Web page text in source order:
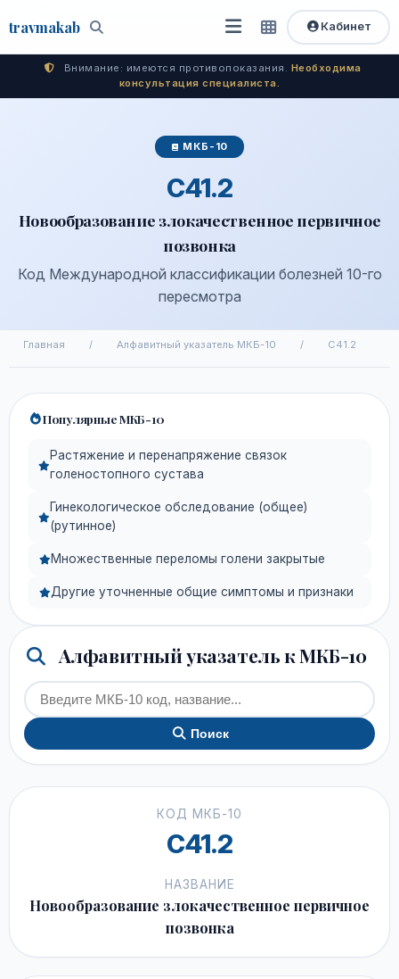
travmakab Поиск
Открыть
меню
Быстрый
доступ
Кабинет
Внимание: имеются противопоказания. Необходима
консультация специалиста.
МКБ-10
C41.2
Новообразование злокачественное первичное
позвонка
Код Международной классификации болезней 10-го
пересмотра
Главная / Алфавитный указатель МКБ-10 / C41.2
Популярные МКБ-10
Растяжение и перенапряжение связок
голеностопного сустава
Гинекологическое обследование (общее)
(рутинное)
Множественные переломы голени закрытые
Другие уточненные общие симптомы и признаки
Алфавитный указатель к МКБ-10
Поиск
КОД МКБ-10
C41.2
НАЗВАНИЕ
Новообразование злокачественное первичное
позвонка